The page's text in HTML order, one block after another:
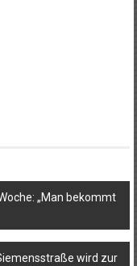
„Man bekommt
wird zur